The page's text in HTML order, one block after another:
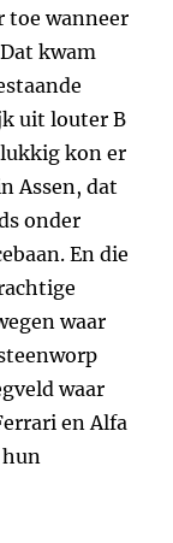
toe wanneer
kwam
uit louter B
kon er
Assen, dat
onder
En die
waar
waar
en Alfa